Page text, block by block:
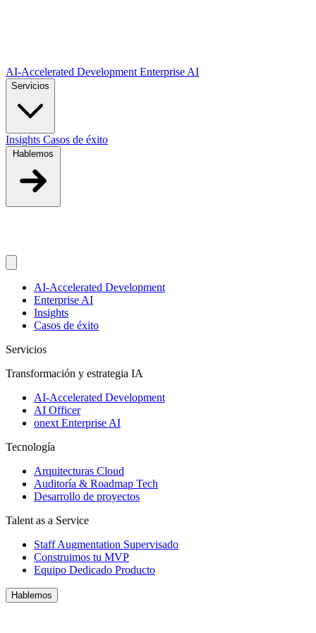
AI-Accelerated Development Enterprise AI
Servicios
Insights Casos de éxito
AI-Accelerated Development
Enterprise AI
Insights
Casos de éxito
Servicios
Transformación y estrategia IA
AI-Accelerated Development
AI Officer
onext Enterprise AI
Tecnología
Arquitecturas Cloud
Auditoría & Roadmap Tech
Desarrollo de proyectos
Talent as a Service
Staff Augmentation Supervisado
Construimos tu MVP
Equipo Dedicado Producto
Hablemos